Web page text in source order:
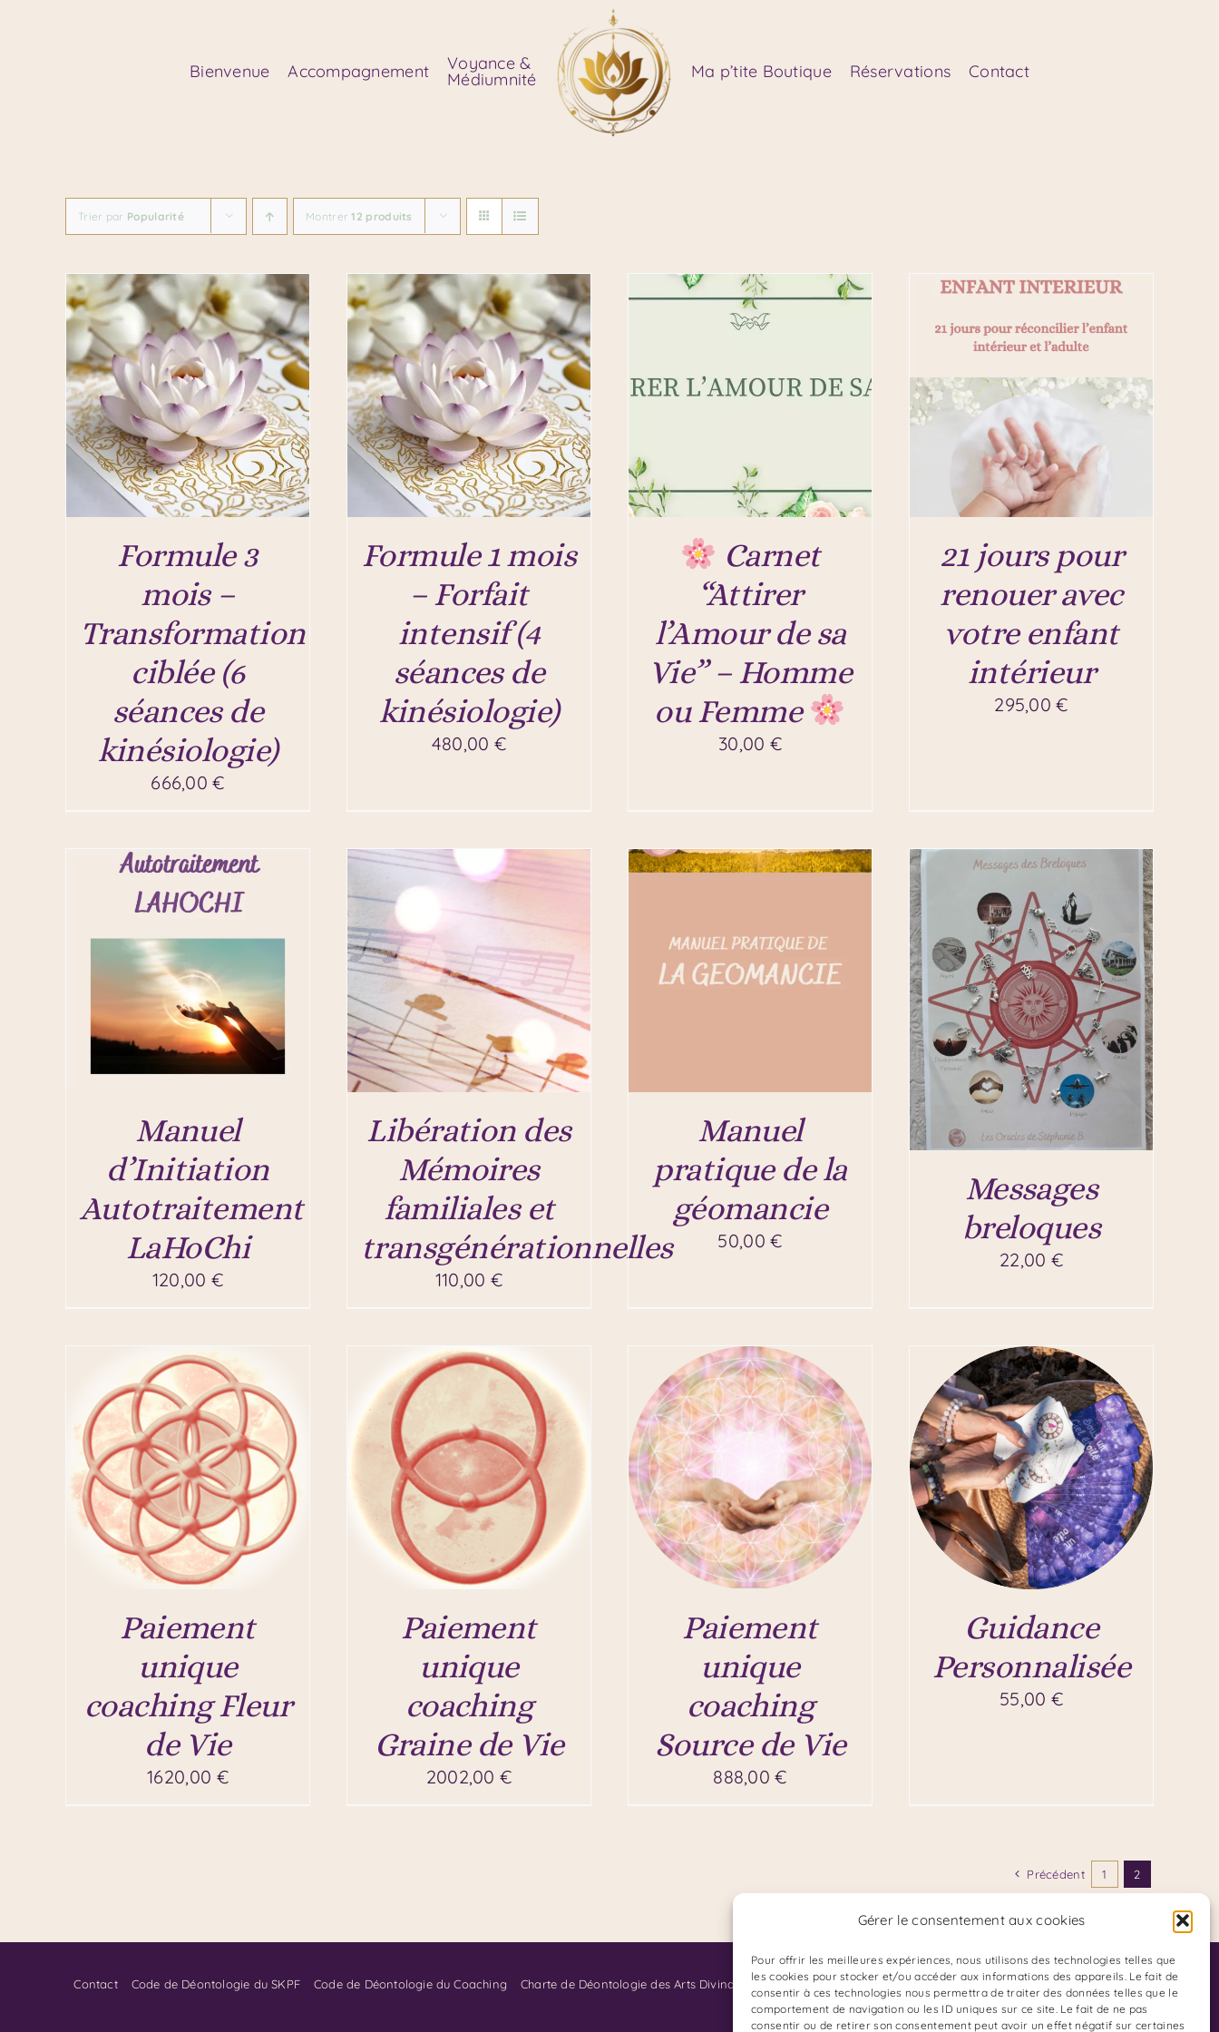
Gérer le consentement aux cookies
Pour offrir les meilleures expériences, nous utilisons des technologies telles que
les cookies pour stocker et/ou accéder aux informations des appareils. Le fait de
consentir à ces technologies nous permettra de traiter des données telles que le
comportement de navigation ou les ID uniques sur ce site. Le fait de ne pas
consentir ou de retirer son consentement peut avoir un effet négatif sur certaines
Bienvenue Accompagnement Voyance &
Médiumnité Ma p’tite Boutique Réservations Contact
Trier par Popularité Montrer12 produits
Formule 3
mois –
Transformation
ciblée (6
séances de
kinésiologie)
666,00€
Formule 1 mois
– Forfait
intensif (4
séances de
kinésiologie)
480,00 €
Carnet
“Attirer
l’Amour de sa
Vie” – Homme
ou Femme
30,00 €
21 jours pour
renouer avec
votre enfant
intérieur
295,00€
Manuel
d’Initiation
Autotraitement
LaHoChi
120,00 €
Libération des
Mémoires
familiales et
transgénérationnelles
110,00 €
Manuel
pratique de la
géomancie
50,00€
Messages
breloques
22,00 €
Paiement
unique
coaching Fleur
de Vie
1620,00 €
Paiement
unique
coaching
Graine de Vie
2002,00€
Paiement
unique
coaching
Source de Vie
888,00€
Guidance
Personnalisée
55,00 €
Précédent 1 2
Contact Code de Déontologie du SKPF Code de Déontologie du Coaching Charte de Déontologie des Arts Divinatoires:
Adresse du Cabinet :
85 Boulevard Charles Arnould
51100 REIMS